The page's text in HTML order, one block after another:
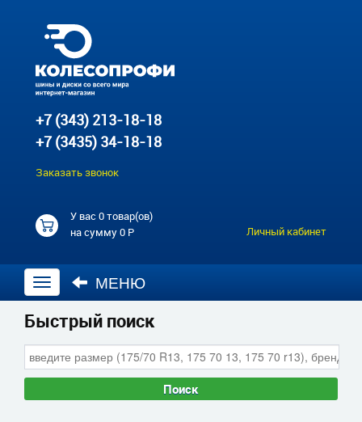
+7 (343) 213-18-18
+7 (3435) 34-18-18
Заказать звонок
У вас0 товар(ов)
на сумму0 Р Личный кабинет
Открыть
навигацию
МЕНЮ
Быстрый поиск
Поиск